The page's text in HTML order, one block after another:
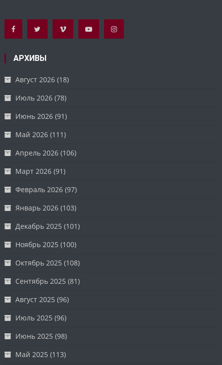
АРХИВЫ
Август 2026 (18)
Июль 2026 (78)
Июнь 2026 (91)
Май 2026 (111)
Апрель 2026 (106)
Март 2026 (91)
Февраль 2026 (97)
Январь 2026 (103)
Декабрь 2025 (101)
Ноябрь 2025 (100)
Октябрь 2025 (108)
Сентябрь 2025 (81)
Август 2025 (96)
Июль 2025 (96)
Июнь 2025 (98)
Май 2025 (113)